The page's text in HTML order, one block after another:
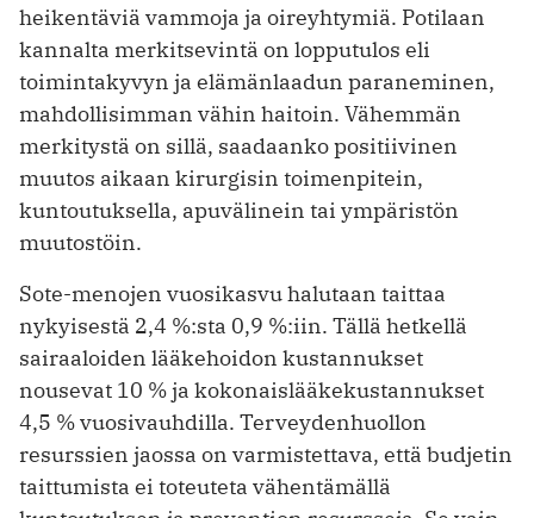
heikentäviä vammoja ja oireyhtymiä. Potilaan
kannalta merkitsevintä on lopputulos eli
toimintakyvyn ja elämänlaadun paraneminen,
mahdollisimman vähin haitoin. Vähemmän
merkitystä on sillä, saadaanko positiivinen
muutos aikaan kirurgisin toimenpitein,
kuntoutuksella, apuvälinein tai ympäristön
muutostöin.
Sote-menojen vuosikasvu halutaan taittaa
nykyisestä 2,4 %:sta 0,9 %:iin. Tällä hetkellä
sairaaloiden lääkehoidon kustannukset
nousevat 10 % ja kokonaislääkekustannukset
4,5 % vuosivauhdilla. Terveydenhuollon
resurssien jaossa on varmistettava, että budjetin
taittumista ei toteuteta vähentämällä